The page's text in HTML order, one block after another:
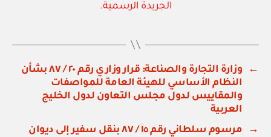
الجريدة الرسمية.
←
وزارة التجارة والصناعة: قرار وزاري رقم ٢٠ / ٨٧ بشأن
النظام الأساسي للهيئة العامة للمواصفات
والمقاييس لدول مجلس التعاون لدول الخليج
العربية
→
مرسوم سلطاني رقم ١٥ / ٨٧ بنقل سفير إلى ديوان